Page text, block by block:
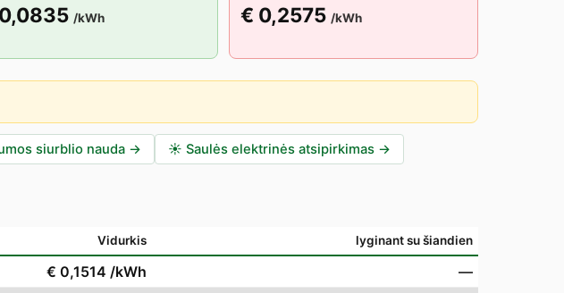
/kWh € 0,2575 /kWh
siurblio nauda → ☀️ Saulės elektrinės atsipirkimas →
Vidurkis lyginant su šiandien
€ 0,1514 /kWh
—